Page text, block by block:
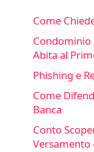
Come
Condominio
Abita al
Phishing e
Come
Banca
Conto